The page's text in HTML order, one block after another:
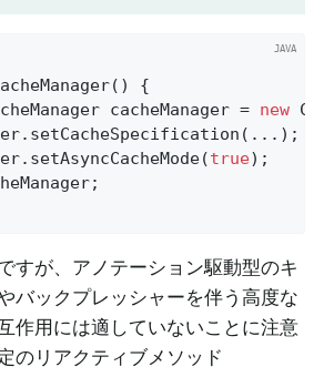
()
{
cacheManager =
new
true);
すが、アノテーション駆動型のキ
バックプレッシャーを伴う高度な
作用には適していないことに注意
のリアクティブメソッド